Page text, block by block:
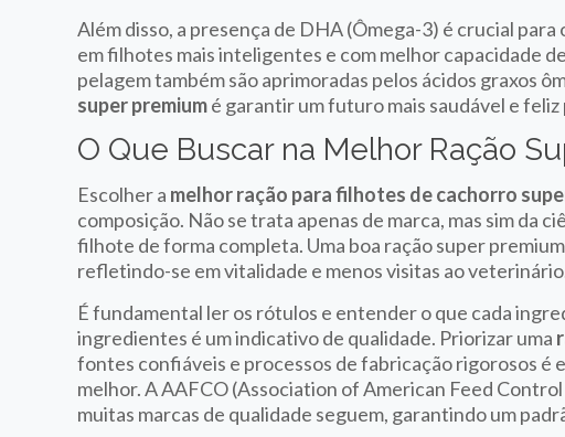
Além disso, a presença de DHA (Ômega-3) é crucial
em filhotes mais inteligentes e com melhor capacidade
pelagem também são aprimoradas pelos ácidos graxos
super premiumé garantir um futuro mais saudável e feliz
O Que Buscar na Melhor Ração
Escolher a melhor ração para filhotes de cachorro
composição. Não se trata apenas de marca, mas sim da
filhote de forma completa. Uma boa ração super
refletindo-se em vitalidade e menos visitas ao
É fundamental ler os rótulos e entender o que cada
ingredientes é um indicativo de qualidade. Priorizar uma
fontes confiáveis e processos de fabricação rigorosos é
melhor. A AAFCO (Association of American Feed
muitas marcas de qualidade seguem, garantindo um